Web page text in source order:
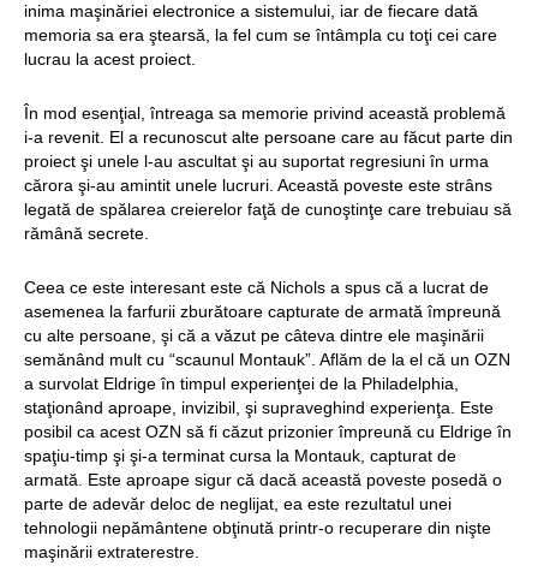
inima maşinăriei electronice a sistemului, iar de fiecare dată
memoria sa era ştearsă, la fel cum se întâmpla cu toţi cei care
lucrau la acest proiect.
În mod esenţial, întreaga sa memorie privind această problemă
i-a revenit. El a recunoscut alte persoane care au făcut parte din
proiect şi unele l-au ascultat şi au suportat regresiuni în urma
cărora şi-au amintit unele lucruri. Această poveste este strâns
legată de spălarea creierelor faţă de cunoştinţe care trebuiau să
rămână secrete.
Ceea ce este interesant este că Nichols a spus că a lucrat de
asemenea la farfurii zburătoare capturate de armată împreună
cu alte persoane, şi că a văzut pe câteva dintre ele maşinării
semănând mult cu “scaunul Montauk”. Aflăm de la el că un OZN
a survolat Eldrige în timpul experienţei de la Philadelphia,
staţionând aproape, invizibil, şi supraveghind experienţa. Este
posibil ca acest OZN să fi căzut prizonier împreună cu Eldrige în
spaţiu-timp şi şi-a terminat cursa la Montauk, capturat de
armată. Este aproape sigur că dacă această poveste posedă o
parte de adevăr deloc de neglijat, ea este rezultatul unei
tehnologii nepământene obţinută printr-o recuperare din nişte
maşinării extraterestre.